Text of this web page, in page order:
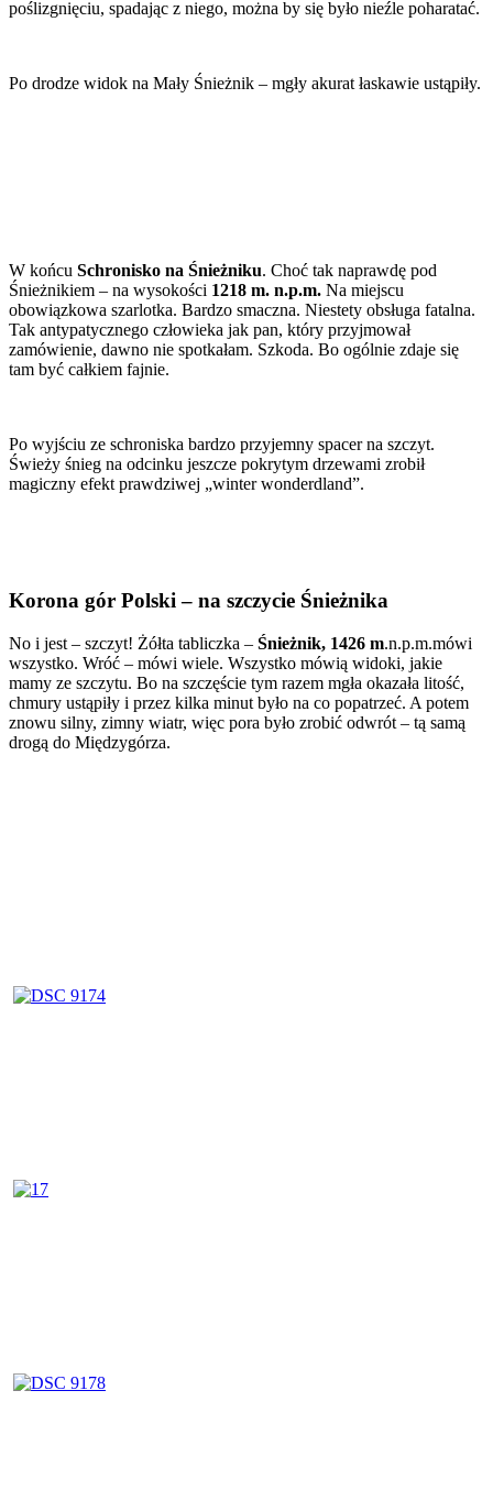
poślizgnięciu, spadając z niego, można by się było nieźle poharatać.
Po drodze widok na Mały Śnieżnik – mgły akurat łaskawie ustąpiły.
W końcu Schronisko na Śnieżniku. Choć tak naprawdę pod
Śnieżnikiem – na wysokości 1218 m. n.p.m. Na miejscu
obowiązkowa szarlotka. Bardzo smaczna. Niestety obsługa fatalna.
Tak antypatycznego człowieka jak pan, który przyjmował
zamówienie, dawno nie spotkałam. Szkoda. Bo ogólnie zdaje się
tam być całkiem fajnie.
Po wyjściu ze schroniska bardzo przyjemny spacer na szczyt.
Świeży śnieg na odcinku jeszcze pokrytym drzewami zrobił
magiczny efekt prawdziwej „winter wonderdland”.
Korona gór Polski – na szczycie Śnieżnika
No i jest – szczyt! Żółta tabliczka – Śnieżnik, 1426 m.n.p.m.mówi
wszystko. Wróć – mówi wiele. Wszystko mówią widoki, jakie
mamy ze szczytu. Bo na szczęście tym razem mgła okazała litość,
chmury ustąpiły i przez kilka minut było na co popatrzeć. A potem
znowu silny, zimny wiatr, więc pora było zrobić odwrót – tą samą
drogą do Międzygórza.